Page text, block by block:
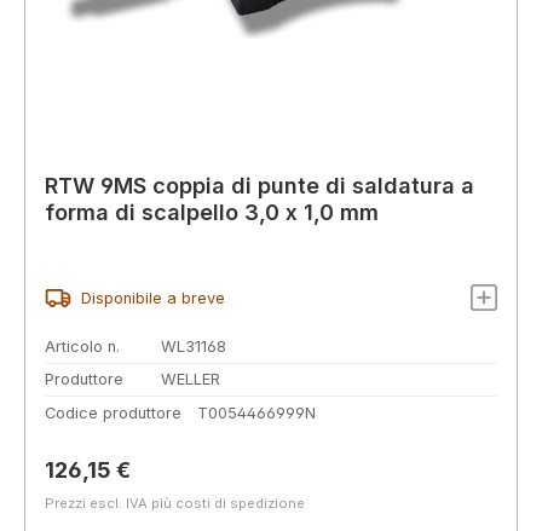
RTW 9MS coppia di punte di saldatura a
forma di scalpello 3,0 x 1,0 mm
Disponibile a breve
Articolo n.
WL31168
Produttore
WELLER
Codice produttore
T0054466999N
Prezzo normale:
126,15 €
Prezzi escl. IVA più costi di spedizione